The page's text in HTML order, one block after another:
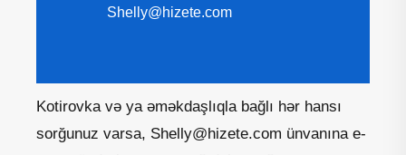
Shelly@hizete.com
Kotirovka və ya əməkdaşlıqla bağlı hər hansı
sorğunuz varsa, Shelly@hizete.com ünvanına e-